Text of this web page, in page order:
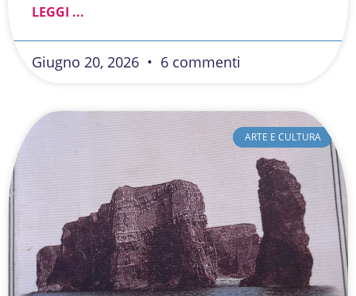
LEGGI ...
Giugno 20, 2026 6 commenti
ARTE E CULTURA